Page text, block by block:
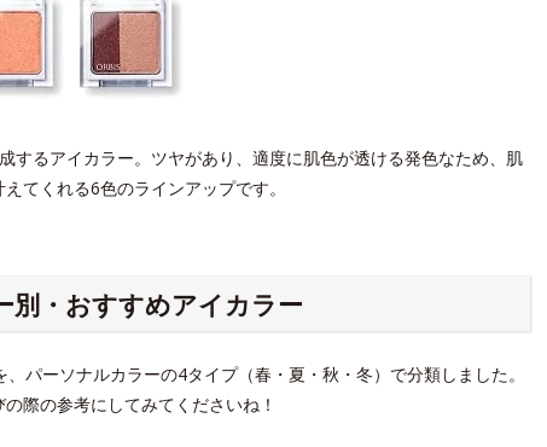
するアイカラー。ツヤがあり、適度に肌色が透ける発色なため、肌
てくれる6色のラインアップです。
別・おすすめアイカラー
パーソナルカラーの4タイプ（春・夏・秋・冬）で分類しました。
際の参考にしてみてくださいね！